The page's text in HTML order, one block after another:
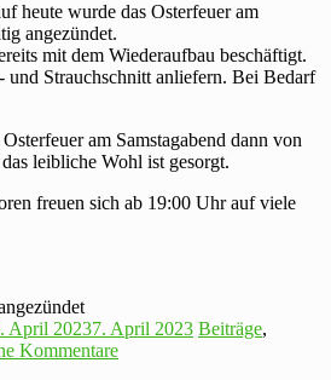
heute wurde das Osterfeuer am
angezündet.
mit dem Wiederaufbau beschäftigt.
und Strauchschnitt anliefern. Bei Bedarf
am Samstagabend dann von
leibliche Wohl ist gesorgt.
freuen sich ab 19:00 Uhr auf viele
April 20237. April 2023 Beiträge,
Kommentare